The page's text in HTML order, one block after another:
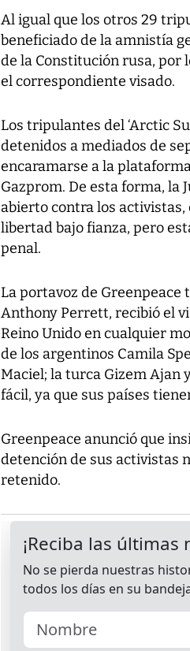
Al igual que los otros 29
beneficiado de la amnistía
de la Constitución rusa, por
el correspondiente visado.
Los tripulantes del ‘Arctic
detenidos a mediados de
encaramarse a la
Gazprom. De esta forma, la
abierto contra los
libertad bajo fianza, pero
penal.
La portavoz de
Anthony Perrett, recibió el
Reino Unido en cualquier
de los argentinos Camila
Maciel; la turca Gizem Ajan
fácil, ya que sus países
Greenpeace anunció que
detención de sus activistas
retenido.